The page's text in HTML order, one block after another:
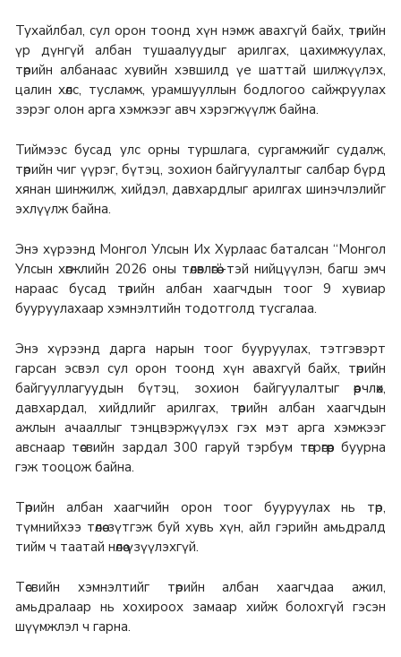
Тухайлбал, сул орон тоонд хүн нэмж авахгүй байх, төрийн
үр дүнгүй албан тушаалуудыг арилгах, цахимжуулах,
төрийн албанаас хувийн хэвшилд үе шаттай шилжүүлэх,
цалин хөлс, тусламж, урамшууллын бодлогоо сайжруулах
зэрэг олон арга хэмжээг авч хэрэгжүүлж байна.
Тиймээс бусад улс орны туршлага, сургамжийг судалж,
төрийн чиг үүрэг, бүтэц, зохион байгуулалтыг салбар бүрд
хянан шинжилж, хийдэл, давхардлыг арилгах шинэчлэлийг
эхлүүлж байна.
Энэ хүрээнд Монгол Улсын Их Хурлаас баталсан “Монгол
Улсын хөгжлийн 2026 оны төлөвлөгөө”-тэй нийцүүлэн, багш эмч
нараас бусад төрийн албан хаагчдын тоог 9 хувиар
бууруулахаар хэмнэлтийн тодотголд тусгалаа.
Энэ хүрээнд дарга нарын тоог бууруулах, тэтгэвэрт
гарсан эсвэл сул орон тоонд хүн авахгүй байх, төрийн
байгууллагуудын бүтэц, зохион байгуулалтыг өөрчлөх,
давхардал, хийдлийг арилгах, төрийн албан хаагчдын
ажлын ачааллыг тэнцвэржүүлэх гэх мэт арга хэмжээг
авснаар төсвийн зардал 300 гаруй тэрбум төгрөгөөр буурна
гэж тооцож байна.
Төрийн албан хаагчийн орон тоог бууруулах нь төр,
түмнийхээ төлөө зүтгэж буй хувь хүн, айл гэрийн амьдралд
тийм ч таатай нөлөө үзүүлэхгүй.
Төсвийн хэмнэлтийг төрийн албан хаагчдаа ажил,
амьдралаар нь хохироох замаар хийж болохгүй гэсэн
шүүмжлэл ч гарна.